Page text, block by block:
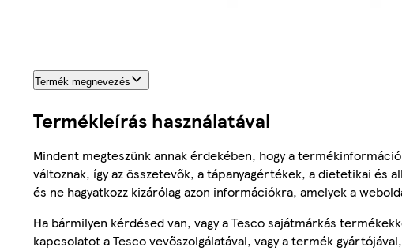
Termék megnevezés
Termékleírás használatával
Mindent megteszünk annak érdekében, hogy a
változnak, így az összetevők, a tápanyagértékek, a dietetikai
és ne hagyatkozz kizárólag azon információkra, amelyek a
Ha bármilyen kérdésed van, vagy a Tesco sajátmárkás
kapcsolatot a Tesco vevőszolgálatával, vagy a termék